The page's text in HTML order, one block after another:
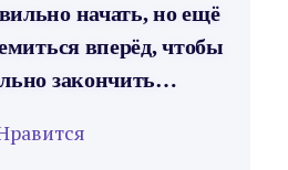
начать, но ещё
вперёд, чтобы
закончить…